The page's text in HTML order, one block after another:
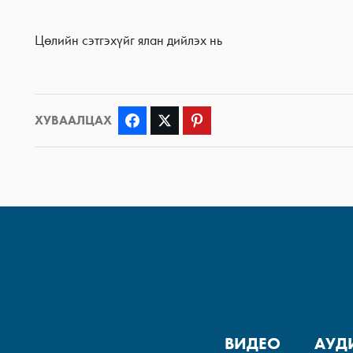
Цөлийн сэтгэхүйг ялан дийлэх нь
ХУВААЛЦАХ Facebook Twitter
ВИДЕО